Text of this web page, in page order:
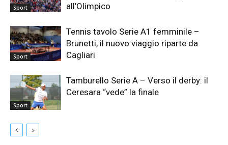
Sport
all’Olimpico
Sport
Tennis tavolo Serie A1 femminile –
Brunetti, il nuovo viaggio riparte da
Cagliari
Sport
Tamburello Serie A – Verso il derby: il
Ceresara “vede” la finale